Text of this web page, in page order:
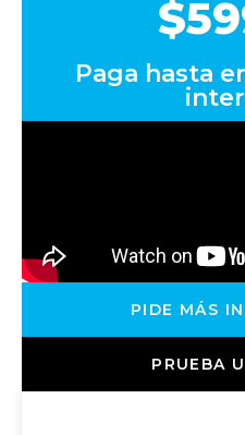
$
Paga hasta
PIDE MÁS
PRUEBA